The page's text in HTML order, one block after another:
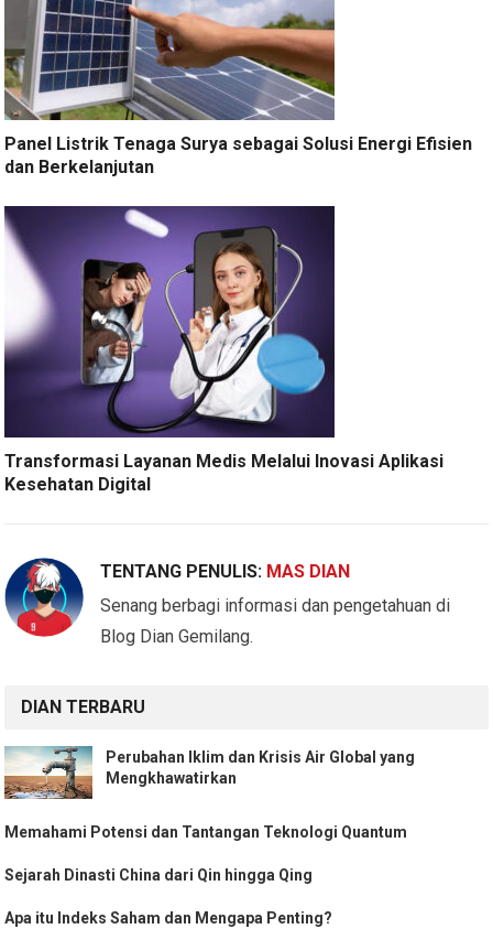
Panel Listrik Tenaga Surya sebagai Solusi Energi Efisien
dan Berkelanjutan
Transformasi Layanan Medis Melalui Inovasi Aplikasi
Kesehatan Digital
TENTANG PENULIS: MAS DIAN
Senang berbagi informasi dan pengetahuan di
Blog Dian Gemilang.
DIAN TERBARU
Perubahan Iklim dan Krisis Air Global yang
Mengkhawatirkan
Memahami Potensi dan Tantangan Teknologi Quantum
Sejarah Dinasti China dari Qin hingga Qing
Apa itu Indeks Saham dan Mengapa Penting?